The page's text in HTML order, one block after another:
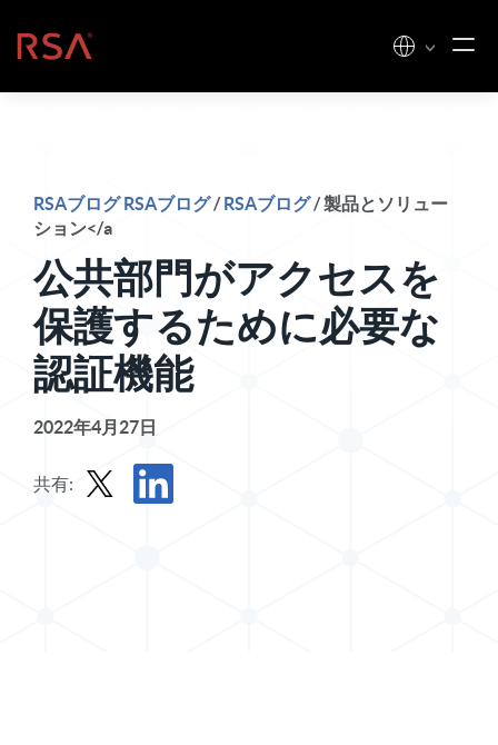
ホーム
RSAブログ RSAブログ/RSAブログ/ 製品とソリュー
ション</a
公共部門がアクセスを
保護するために必要な
認証機能
2022年4月27日
共有: